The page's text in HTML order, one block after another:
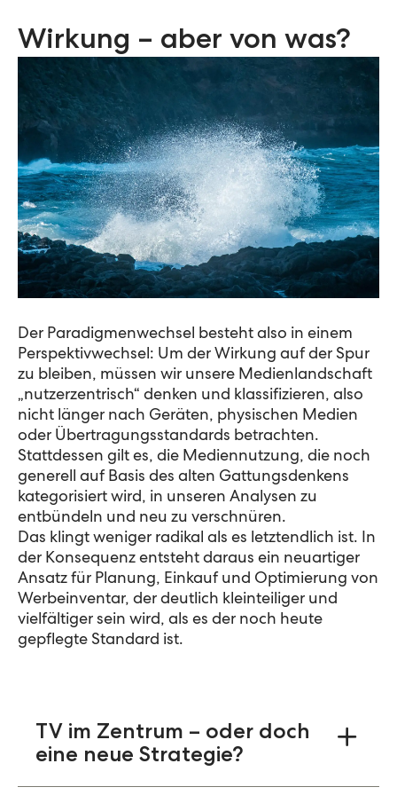
Wirkung – aber von was?
Der Paradigmenwechsel besteht also in einem
Perspektivwechsel: Um der Wirkung auf der Spur
zu bleiben, müssen wir unsere Medienlandschaft
„nutzerzentrisch“ denken und klassifizieren, also
nicht länger nach Geräten, physischen Medien
oder Übertragungsstandards betrachten.
Stattdessen gilt es, die Mediennutzung, die noch
generell auf Basis des alten Gattungsdenkens
kategorisiert wird, in unseren Analysen zu
entbündeln und neu zu verschnüren.
Das klingt weniger radikal als es letztendlich ist. In
der Konsequenz entsteht daraus ein neuartiger
Ansatz für Planung, Einkauf und Optimierung von
Werbeinventar, der deutlich kleinteiliger und
vielfältiger sein wird, als es der noch heute
gepflegte Standard ist.
TV im Zentrum – oder doch
eine neue Strategie?
Heute gilt zurecht: Bei Kampagnen, die bei